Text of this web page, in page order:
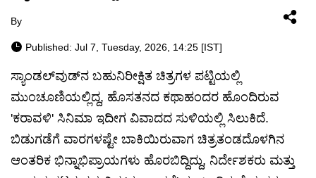
By
Published: Jul 7, Tuesday, 2026, 14:25 [IST]
ಸ್ಯಾಂಡಲ್‌ವುಡ್‌ನ ಬಹುನಿರೀಕ್ಷಿತ ಚಿತ್ರಗಳ ಪಟ್ಟಿಯಲ್ಲಿ
ಮುಂಚೂಣಿಯಲ್ಲಿದ್ದ, ಹೊಸತನದ ಕಥಾಹಂದರ ಹೊಂದಿರುವ
'ಕರಾವಳಿ' ಸಿನಿಮಾ ಇದೀಗ ವಿವಾದದ ಸುಳಿಯಲ್ಲಿ ಸಿಲುಕಿದೆ.
ಬಿಡುಗಡೆಗೆ ವಾರಗಳಷ್ಟೇ ಬಾಕಿಯಿರುವಾಗ ಚಿತ್ರತಂಡದೊಳಗಿನ
ಆಂತರಿಕ ಭಿನ್ನಾಭಿಪ್ರಾಯಗಳು ಹೊರಬಿದ್ದಿದ್ದು, ನಿರ್ದೇಶಕರು ಮತ್ತು